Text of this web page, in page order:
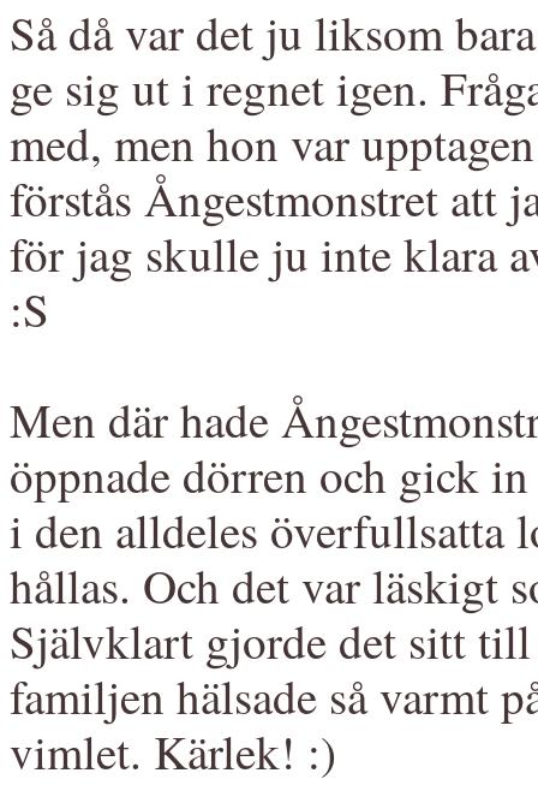
Så då var det ju liksom
ge sig ut i regnet igen.
med, men hon var
förstås Ångestmonstret att
för jag skulle ju inte klara
:S
Men där hade
öppnade dörren och gick
i den alldeles överfullsatta
hållas. Och det var läskigt
Självklart gjorde det sitt
familjen hälsade så varmt
vimlet. Kärlek! :)